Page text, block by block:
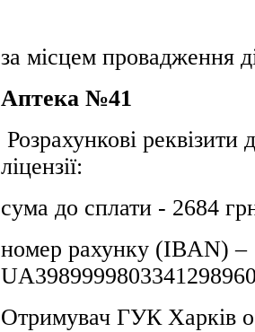
за місцем провадження
Аптека №41
Розрахункові
ліцензії:
сума до сплати - 2684
номер рахунку (IBAN) –
Отримувач ГУК Харків